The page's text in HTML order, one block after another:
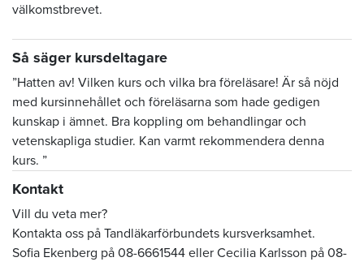
välkomstbrevet.
Så säger kursdeltagare
”Hatten av! Vilken kurs och vilka bra föreläsare! Är så nöjd
med kursinnehållet och föreläsarna som hade gedigen
kunskap i ämnet. Bra koppling om behandlingar och
vetenskapliga studier. Kan varmt rekommendera denna
kurs. ”
Kontakt
Vill du veta mer?
Kontakta oss på Tandläkarförbundets kursverksamhet.
Sofia Ekenberg på 08-6661544 eller Cecilia Karlsson på 08-